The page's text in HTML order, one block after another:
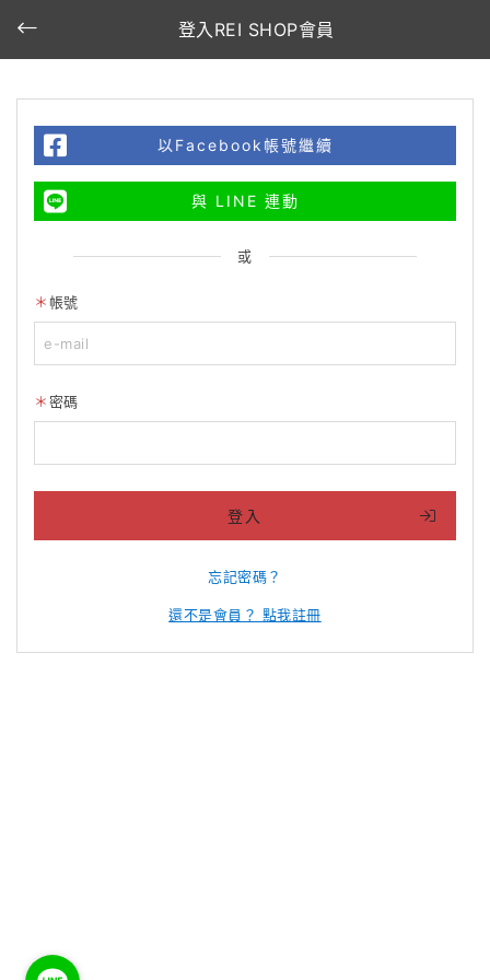
登入REI SHOP會員
以Facebook帳號繼續
與 LINE 連動
或
帳號
密碼
登入
忘記密碼？
還不是會員？ 點我註冊